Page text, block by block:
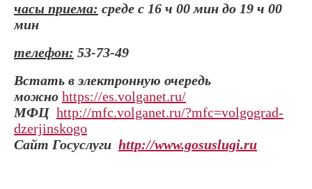
часы приема: среде с 16 ч 00 мин до 19 ч 00
мин
телефон: 53-73-49
Встать в электронную очередь
можно https://es.volganet.ru/
МФЦ http://mfc.volganet.ru/?mfc=volgograd-
dzerjinskogo
Сайт Госуслуги http://www.gosuslugi.ru